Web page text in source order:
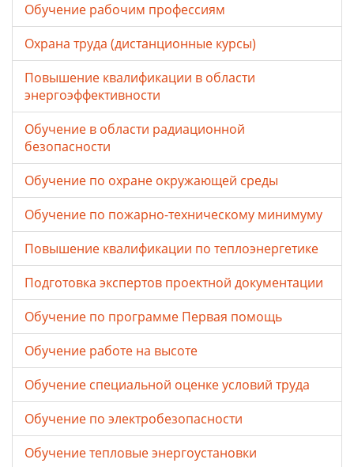
Обучение рабочим профессиям
Охрана труда (дистанционные курсы)
Повышение квалификации в области
энергоэффективности
Обучение в области радиационной
безопасности
Обучение по охране окружающей среды
Обучение по пожарно-техническому минимуму
Повышение квалификации по теплоэнергетике
Подготовка экспертов проектной документации
Обучение по программе Первая помощь
Обучение работе на высоте
Обучение специальной оценке условий труда
Обучение по электробезопасности
Обучение тепловые энергоустановки